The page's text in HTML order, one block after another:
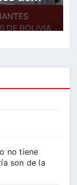
de un
no tiene
son de la